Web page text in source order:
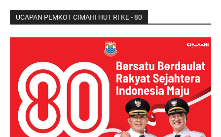
UCAPAN PEMKOT CIMAHI HUT RI KE - 80